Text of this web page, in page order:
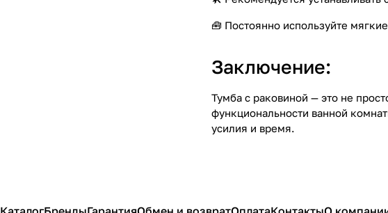
🧰 Постоянно используйте
Заключение:
Тумба с раковиной — это не
функциональности ванной
усилия и время.